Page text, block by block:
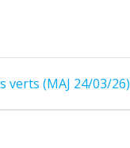
verts (MAJ 24/03/26)